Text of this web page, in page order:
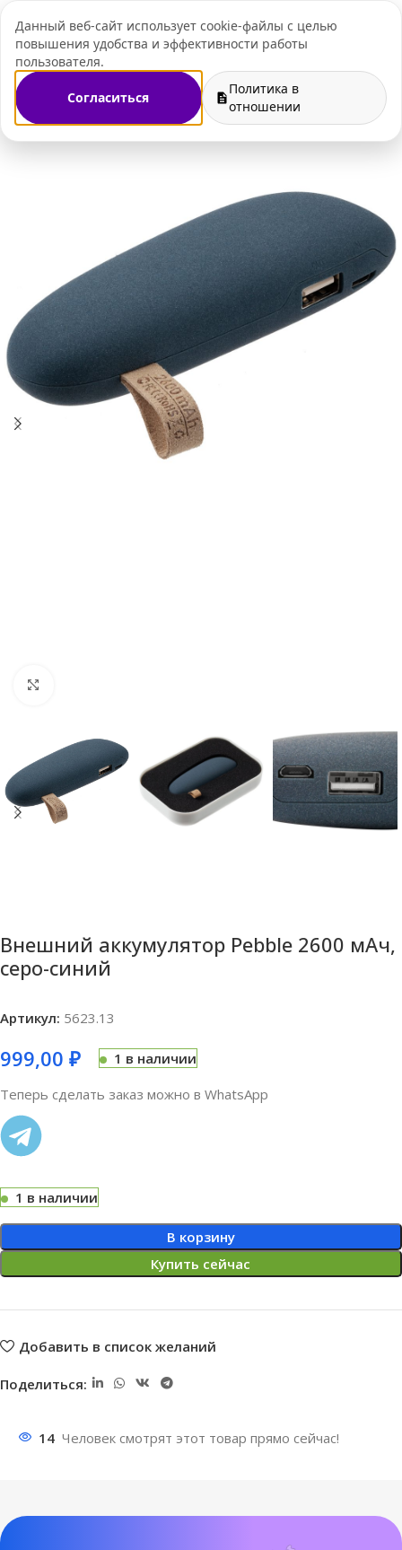
Данный веб-сайт использует cookie-файлы с целью
повышения удобства и эффективности работы
пользователя.
Согласиться
Политика в
отношении
+7 (495) 109-07-
Главная Магазин Корпоративные подарки
Внешний аккумулятор Pebble 2600 мАч,
серо-синий
Артикул: 5623.13
999,00 ₽
1 в наличии
Теперь сделать заказ можно в WhatsApp
1 в наличии
В корзину
Купить сейчас
Добавить в список желаний
Поделиться:
14 Человек смотрят этот товар прямо сейчас!